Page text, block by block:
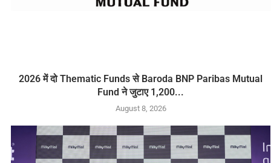
2026 में दो Thematic Funds से Baroda BNP Paribas Mutual
Fund ने जुटाए 1,200...
August 8, 2026